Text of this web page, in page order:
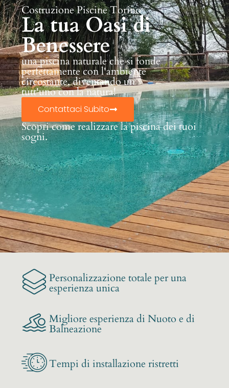
Costruzione Piscine Torino
La tua Oasi di
Benessere
una piscina naturale che si fonde
perfettamente con l'ambiente
circostante, diventando un
tutt'uno con la natura!
Contattaci Subito
Scopri come realizzare la piscina dei tuoi
sogni.
Personalizzazione totale per una
esperienza unica
Migliore esperienza di Nuoto e di
Balneazione
Tempi di installazione ristretti